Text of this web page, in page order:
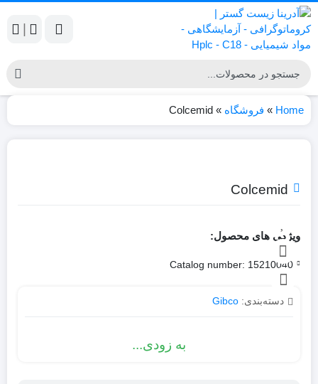
Home
» فروشگاه »
Colcemid
Colcemid
ویژگی های محصول:
Catalog number: 15210040
دسته‌بندی: Gibco
به زودی...